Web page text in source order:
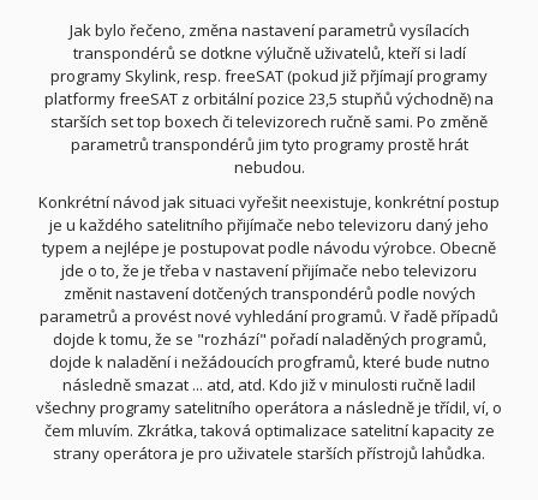
Jak bylo řečeno, změna nastavení parametrů vysílacích
transpondérů se dotkne výlučně uživatelů, kteří si ladí
programy Skylink, resp. freeSAT (pokud již přjímají programy
platformy freeSAT z orbitální pozice 23,5 stupňů východně) na
starších set top boxech či televizorech ručně sami. Po změně
parametrů transpondérů jim tyto programy prostě hrát
nebudou.
Konkrétní návod jak situaci vyřešit neexistuje, konkrétní postup
je u každého satelitního přijímače nebo televizoru daný jeho
typem a nejlépe je postupovat podle návodu výrobce. Obecně
jde o to, že je třeba v nastavení přijímače nebo televizoru
změnit nastavení dotčených transpondérů podle nových
parametrů a provést nové vyhledání programů. V řadě případů
dojde k tomu, že se "rozhází" pořadí naladěných programů,
dojde k naladění i nežádoucích progframů, které bude nutno
následně smazat ... atd, atd. Kdo již v minulosti ručně ladil
všechny programy satelitního operátora a následně je třídil, ví, o
čem mluvím. Zkrátka, taková optimalizace satelitní kapacity ze
strany operátora je pro uživatele starších přístrojů lahůdka.